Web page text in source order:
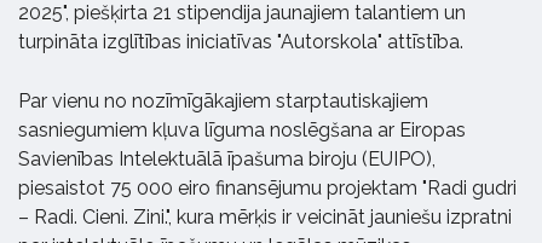
2025", piešķirta 21 stipendija jaunajiem talantiem un
turpināta izglītības iniciatīvas "Autorskola" attīstība.
Par vienu no nozīmīgākajiem starptautiskajiem
sasniegumiem kļuva līguma noslēgšana ar Eiropas
Savienības Intelektuālā īpašuma biroju (EUIPO),
piesaistot 75 000 eiro finansējumu projektam "Radi gudri
– Radi. Cieni. Zini.", kura mērķis ir veicināt jauniešu izpratni